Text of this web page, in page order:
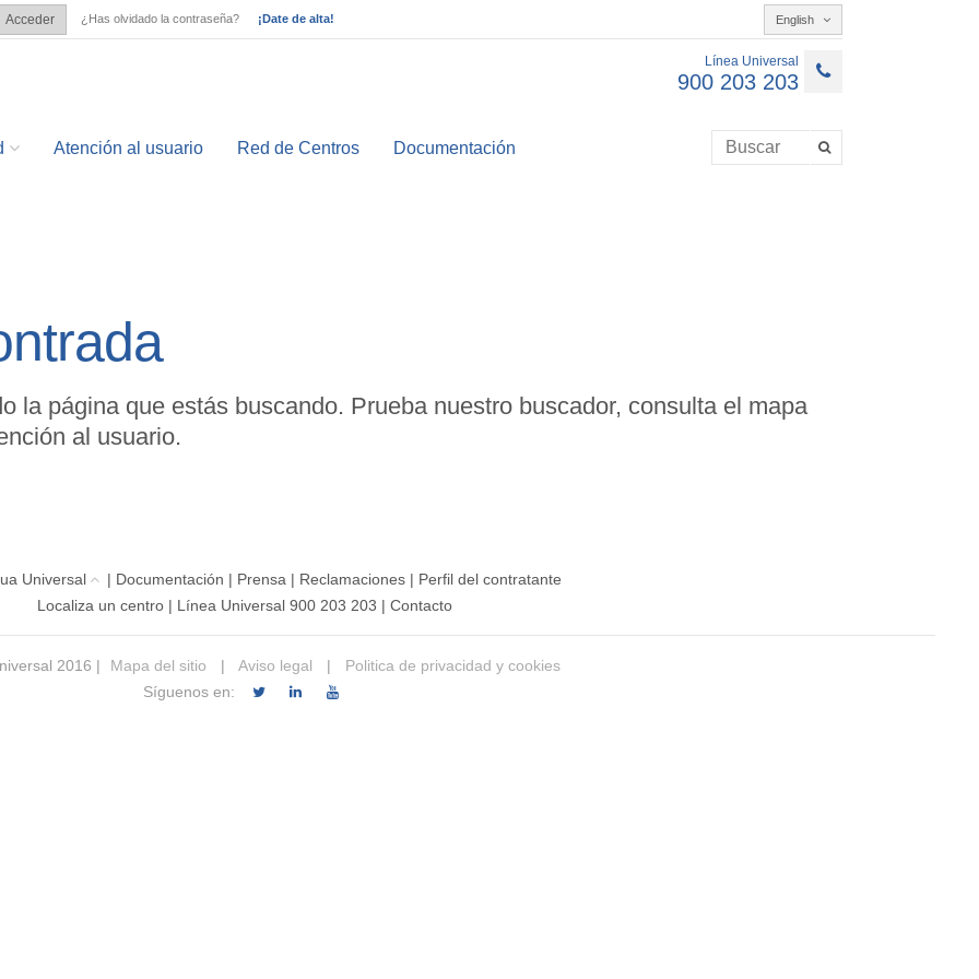
Acceder ¿Has olvidado la contraseña? ¡Date de alta! English
Línea Universal
900 203 203
Atención al usuario Red de Centros Documentación
la página que estás buscando. Prueba nuestro buscador, consulta el mapa
al usuario.
Universal | Documentación | Prensa | Reclamaciones | Perfil del contratante
Localiza un centro | Línea Universal 900 203 203 | Contacto
2016 | Mapa del sitio | Aviso legal |
Politica de privacidad y cookies
Síguenos en: